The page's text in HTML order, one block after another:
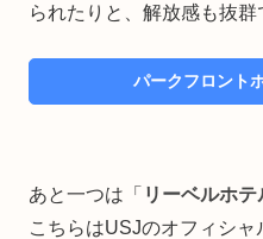
られたりと、解放感も抜群
パークフロント
あと一つは「 リーベルホテ
こちらはUSJのオフィシャ